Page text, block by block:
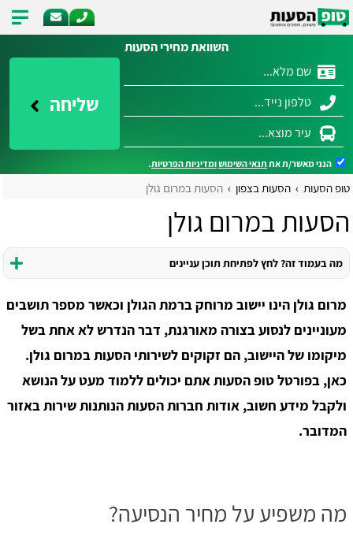
השוואת מחירי הסעות
שליחה
הנני מאשר/ת את תנאי השימושומדיניות הפרטיות.
טופ הסעות הסעות בצפון הסעות במרום גולן
הסעות במרום גולן
מה בעמוד זה? לחץ לפתיחת תוכן עניינים
מרום גולן הינו יישוב מרוחק ברמת הגולן וכאשר מספר תושבים
מעוניינים לנסוע בצורה מאורגנת, דבר הנדרש לא אחת בשל
מיקומו של היישוב, הם זקוקים לשירותי הסעות במרום גולן.
כאן, בפורטל טופ הסעות אתם יכולים ללמוד מעט על הנושא
ולקבל מידע חשוב, אודות חברות הסעות הנותנות שירות באזור
המדובר.
מה משפיע על מחיר הנסיעה?